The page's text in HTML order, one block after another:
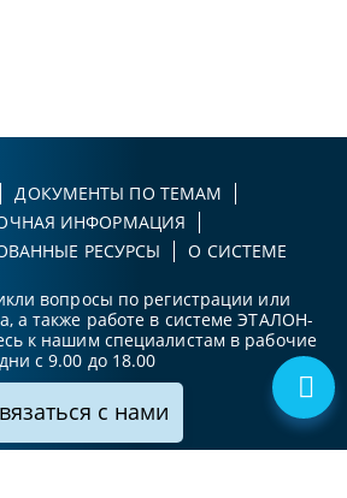
ДОКУМЕНТЫ ПО ТЕМАМ
ИНФОРМАЦИЯ
РЕСУРСЫ
О СИСТЕМЕ
вопросы по регистрации или
а также работе в системе ЭТАЛОН-
к нашим специалистам в рабочие
дни с 9.00 до 18.00
с нами